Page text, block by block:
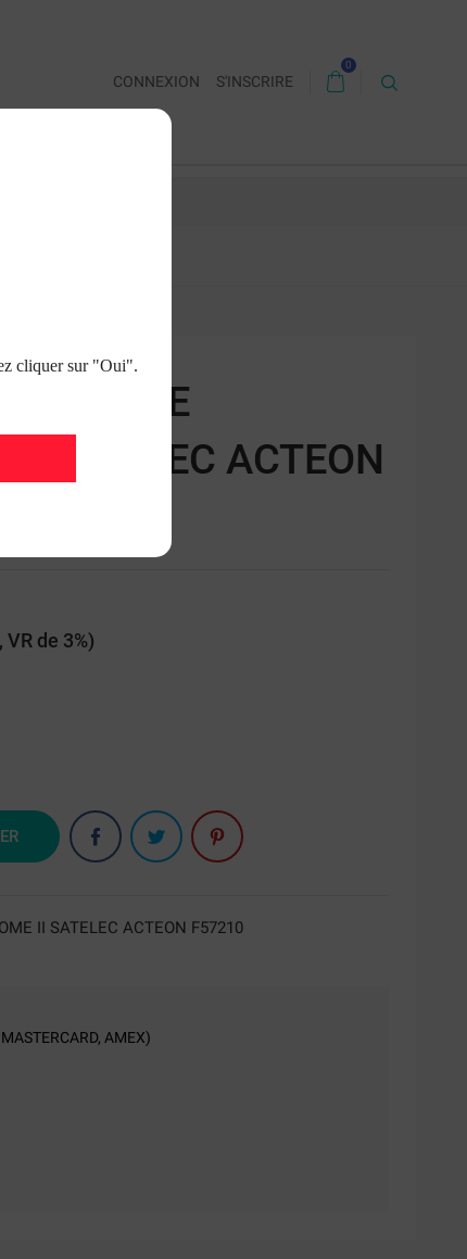
cliquer sur "Oui".
CONNEXION S'INSCRIRE
0
II SATELEC ACTEON
de 3%)
II SATELEC ACTEON F57210
AMEX)